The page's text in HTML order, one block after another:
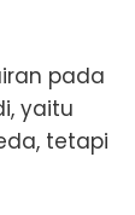
pada
yaitu
tetapi